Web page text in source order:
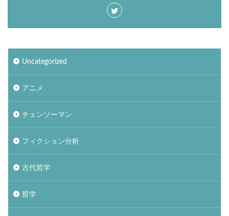
Uncategorized
アニメ
チェンソーマン
フィクション分析
古代哲学
哲学